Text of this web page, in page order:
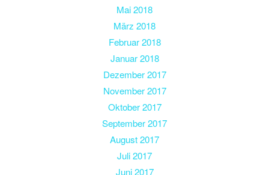
Mai 2018
März 2018
Februar 2018
Januar 2018
Dezember 2017
November 2017
Oktober 2017
September 2017
August 2017
Juli 2017
Juni 2017